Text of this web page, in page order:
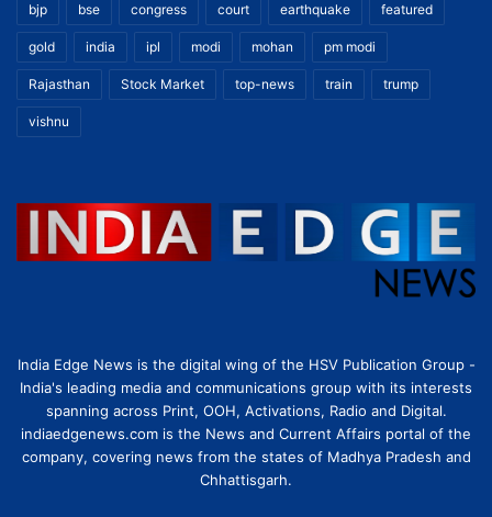
bjp bse congress court earthquake featured
gold india ipl modi mohan pm modi
Rajasthan Stock Market top-news train trump
vishnu
India Edge News is the digital wing of the HSV Publication Group -
India's leading media and communications group with its interests
spanning across Print, OOH, Activations, Radio and Digital.
indiaedgenews.com is the News and Current Affairs portal of the
company, covering news from the states of Madhya Pradesh and
Chhattisgarh.